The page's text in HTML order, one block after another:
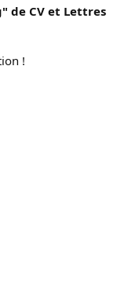
de CV et Lettres
!